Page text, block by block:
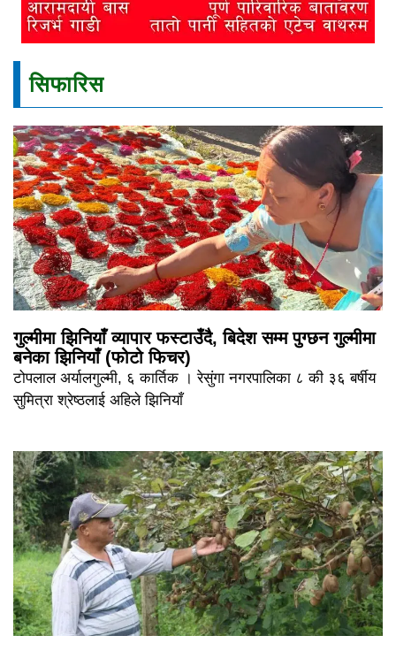
सिफारिस
गुल्मीमा झिनियाँ व्यापार फस्टाउँदै, बिदेश सम्म पुग्छन गुल्मीमा
बनेका झिनियाँ (फोटो फिचर)
टोपलाल अर्यालगुल्मी, ६ कार्तिक । रेसुंगा नगरपालिका ८ की ३६ बर्षीय
सुमित्रा श्रेष्ठलाई अहिले झिनियाँ